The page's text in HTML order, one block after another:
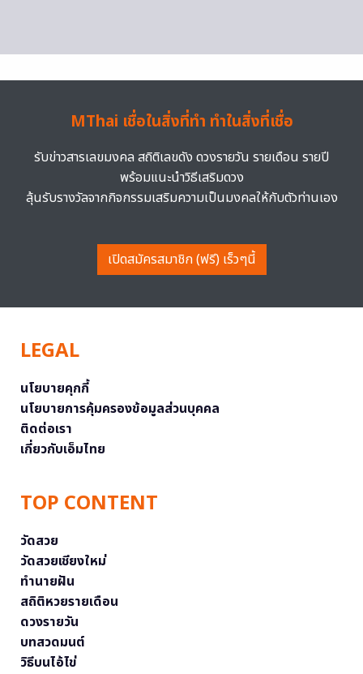
MThai เชื่อในสิ่งที่ทำ ทำในสิ่งที่เชื่อ
รับข่าวสารเลขมงคล สถิติเลขดัง ดวงรายวัน รายเดือน รายปี
พร้อมแนะนำวิธีเสริมดวง
ลุ้นรับรางวัลจากกิจกรรมเสริมความเป็นมงคลให้กับตัวท่านเอง
เปิดสมัครสมาชิก (ฟรี) เร็วๆนี้
LEGAL
นโยบายคุกกี้
นโยบายการคุ้มครองข้อมูลส่วนบุคคล
ติดต่อเรา
เกี่ยวกับเอ็มไทย
TOP CONTENT
วัดสวย
วัดสวยเชียงใหม่
ทำนายฝัน
สถิติหวยรายเดือน
ดวงรายวัน
บทสวดมนต์
วิธีบนไอ้ไข่